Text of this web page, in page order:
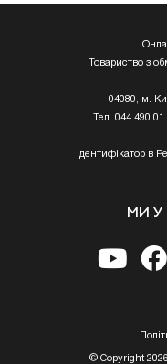
Товариство з
04080, м.
Тел. 044 490
Ідентифікатор в
МИ
© Copyright